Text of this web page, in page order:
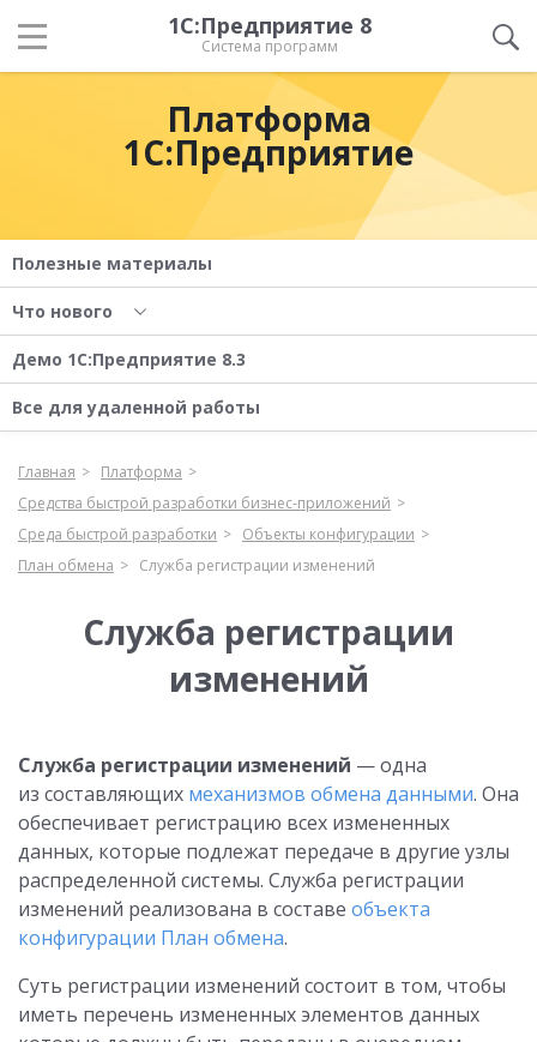
1С:Предприятие 8
Система программ
Платформа
1С:Предприятие
Полезные материалы
Что нового
Демо 1С:Предприятие 8.3
Все для удаленной работы
Главная
Платформа
Средства быстрой разработки бизнес-приложений
Среда быстрой разработки
Объекты конфигурации
План обмена
Служба регистрации изменений
Служба регистрации
изменений
Служба регистрации изменений — одна
из составляющих механизмов обмена данными. Она
обеспечивает регистрацию всех измененных
данных, которые подлежат передаче в другие узлы
распределенной системы. Служба регистрации
изменений реализована в составе объекта
конфигурации План обмена.
Суть регистрации изменений состоит в том, чтобы
иметь перечень измененных элементов данных